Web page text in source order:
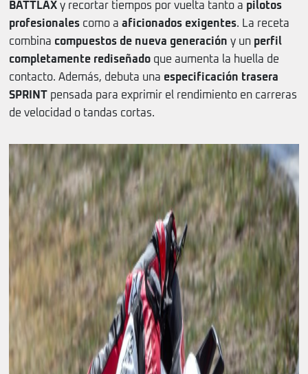
BATTLAX y recortar tiempos por vuelta tanto a pilotos
profesionales como a aficionados exigentes. La receta
combina compuestos de nueva generación y un perfil
completamente rediseñado que aumenta la huella de
contacto. Además, debuta una especificación trasera
SPRINT pensada para exprimir el rendimiento en carreras
de velocidad o tandas cortas.